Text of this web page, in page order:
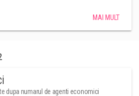
MAI MULT
dupa numarul de agenti economici